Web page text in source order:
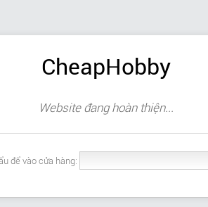
CheapHobby
Website đang hoàn thiện...
để vào cửa hàng: